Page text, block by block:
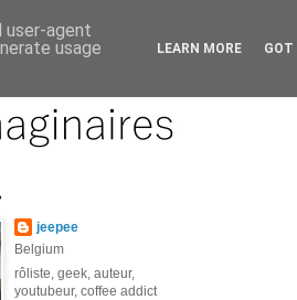
jeepee
Belgium
rôliste, geek, auteur,
youtubeur, coffee addict
user-agent
usage
LEARN MORE GOT